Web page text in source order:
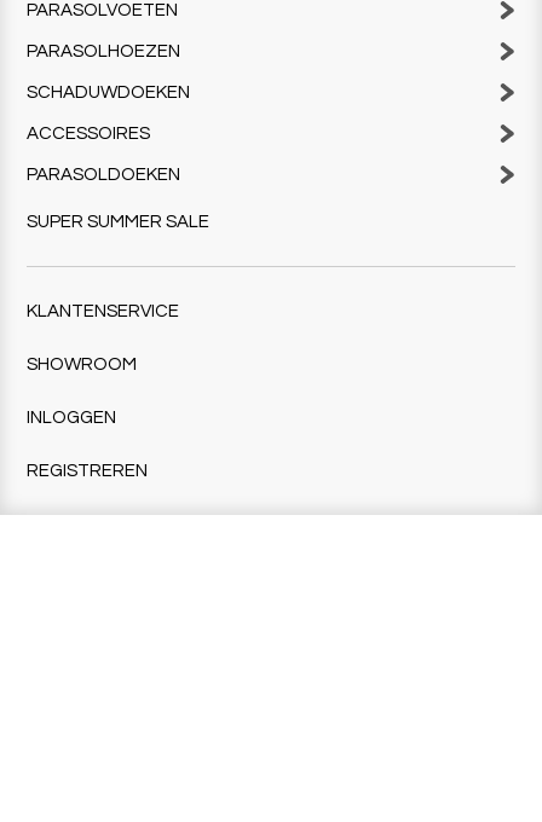
PARASOLVOETEN
PARASOLHOEZEN
SCHADUWDOEKEN
ACCESSOIRES
PARASOLDOEKEN
SUPER SUMMER SALE
KLANTENSERVICE
SHOWROOM
INLOGGEN
REGISTREREN